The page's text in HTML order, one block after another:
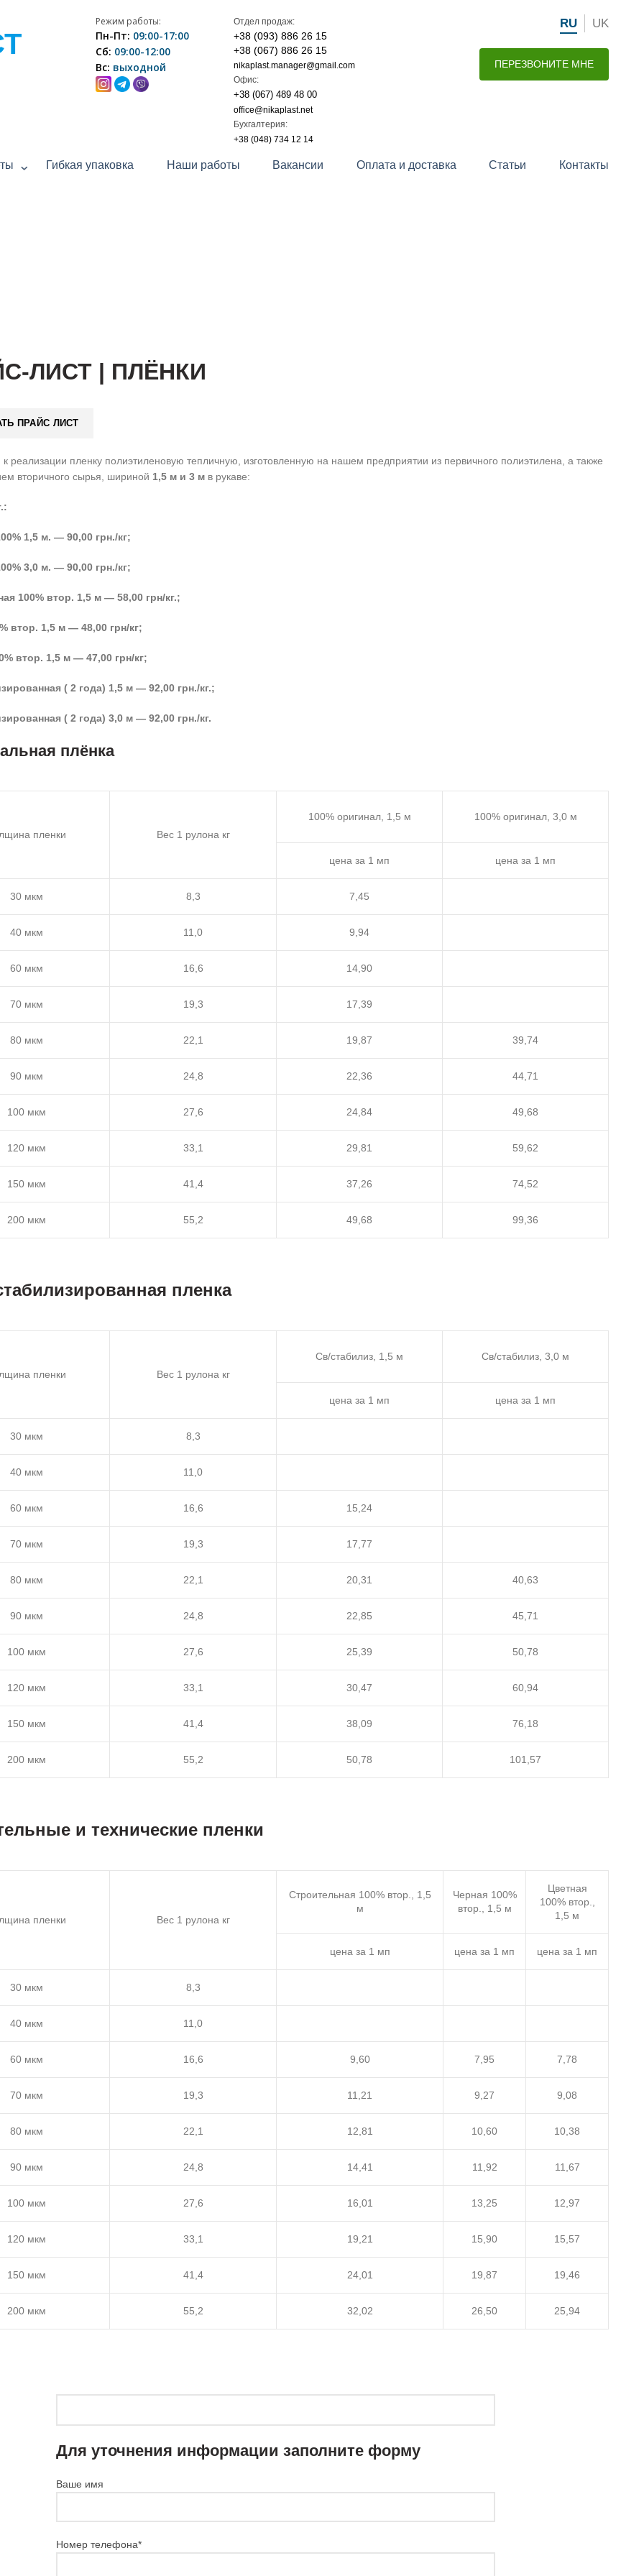
Режим работы:
Пн-Пт: 09:00-17:00
Сб: 09:00-12:00
Вс: выходной
Отдел продаж:
+38 (093) 886 26 15
+38 (067) 886 26 15
nikaplast.manager@gmail.com
Офис:
+38 (067) 489 48 00
office@nikaplast.net
Бухгалтерия:
+38 (048) 734 12 14
UK
RU
ПЕРЕЗВОНИТЕ МНЕ
Гибкая упаковка Наши работы Вакансии Оплата и доставка Статьи Контакты
ЛИСТ | ПЛЁНКИ
ПРАЙС ЛИСТ
реализации пленку полиэтиленовую тепличную, изготовленную на нашем предприятии из первичного полиэтилена, а также
вторичного сырья, шириной 1,5 м и 3 м в рукаве:
1,5 м. — 90,00 грн./кг;
3,0 м. — 90,00 грн./кг;
100% втор. 1,5 м — 58,00 грн/кг.;
втор. 1,5 м — 48,00 грн/кг;
втор. 1,5 м — 47,00 грн/кг;
( 2 года) 1,5 м — 92,00 грн./кг.;
( 2 года) 3,0 м — 92,00 грн./кг.
плёнка
пленки Вес 1 рулона кг
100% оригинал, 1,5 м 100% оригинал, 3,0 м
цена за 1 мп цена за 1 мп
30 мкм 8,3 7,45
40 мкм 11,0 9,94
60 мкм 16,6 14,90
70 мкм 19,3 17,39
80 мкм 22,1 19,87 39,74
90 мкм 24,8 22,36 44,71
100 мкм 27,6 24,84 49,68
120 мкм 33,1 29,81 59,62
150 мкм 41,4 37,26 74,52
200 мкм 55,2 49,68 99,36
пленка
пленки Вес 1 рулона кг
Св/стабилиз, 1,5 м Св/стабилиз, 3,0 м
цена за 1 мп цена за 1 мп
30 мкм 8,3
40 мкм 11,0
60 мкм 16,6 15,24
70 мкм 19,3 17,77
80 мкм 22,1 20,31 40,63
90 мкм 24,8 22,85 45,71
100 мкм 27,6 25,39 50,78
120 мкм 33,1 30,47 60,94
150 мкм 41,4 38,09 76,18
200 мкм 55,2 50,78 101,57
и технические пленки
пленки Вес 1 рулона кг
Строительная 100% втор., 1,5
м
Черная 100%
втор., 1,5 м
Цветная
100% втор.,
1,5 м
цена за 1 мп цена за 1 мп цена за 1 мп
30 мкм 8,3
40 мкм 11,0
60 мкм 16,6 9,60 7,95 7,78
70 мкм 19,3 11,21 9,27 9,08
80 мкм 22,1 12,81 10,60 10,38
90 мкм 24,8 14,41 11,92 11,67
100 мкм 27,6 16,01 13,25 12,97
120 мкм 33,1 19,21 15,90 15,57
150 мкм 41,4 24,01 19,87 19,46
200 мкм 55,2 32,02 26,50 25,94
Для уточнения информации заполните форму
Ваше имя
Номер телефона*